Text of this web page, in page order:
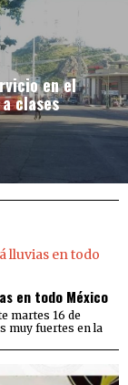
en el
clases
en todo México
martes 16 de
muy fuertes en la